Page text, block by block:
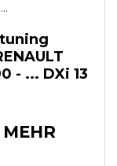
- ... DXi 13